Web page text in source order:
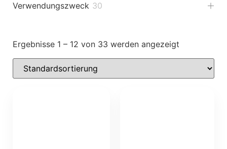
Verwendungszweck 30
Ergebnisse 1 – 12 von 33 werden angezeigt